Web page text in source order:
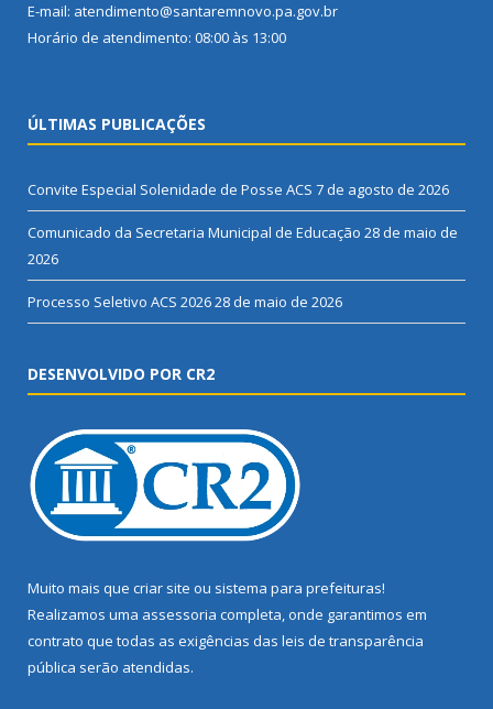
E-mail: atendimento@santaremnovo.pa.gov.br
Horário de atendimento: 08:00 às 13:00
ÚLTIMAS PUBLICAÇÕES
Convite Especial Solenidade de Posse ACS 7 de agosto de 2026
Comunicado da Secretaria Municipal de Educação 28 de maio de
2026
Processo Seletivo ACS 202628 de maio de 2026
DESENVOLVIDO POR CR2
Muito mais que criar site ou sistema para prefeituras!
Realizamos uma assessoria completa, onde garantimos em
contrato que todas as exigências das leis de transparência
pública serão atendidas.